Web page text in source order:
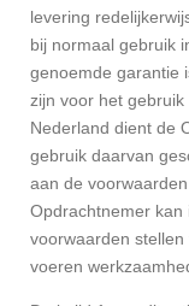
levering
bij normaal gebruik
genoemde garantie
zijn voor het
Nederland dient de
gebruik daarvan
aan de
Opdrachtnemer
voorwaarden
voeren